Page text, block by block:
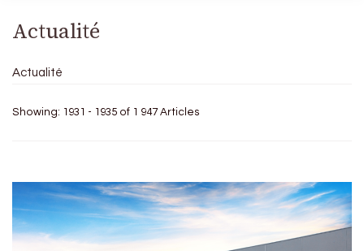
Actualité
Actualité
Showing: 1931 - 1935 of 1 947 Articles